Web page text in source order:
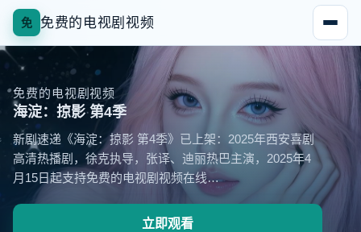
免 免费的电视剧视频
免费的电视剧视频
海淀：掠影 第4季
新剧速递《海淀：掠影 第4季》已上架：2025年西安喜剧
高清热播剧，徐克执导，张译、迪丽热巴主演，2025年4
月15日起支持免费的电视剧视频在线…
立即观看